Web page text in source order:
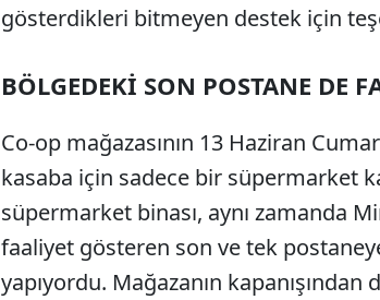
gösterdikleri bitmeyen destek için
BÖLGEDEKİ SON POSTANE DE
Co-op mağazasının 13 Haziran
kasaba için sadece bir süpermarket
süpermarket binası, aynı zamanda
faaliyet gösteren son ve tek
yapıyordu. Mağazanın